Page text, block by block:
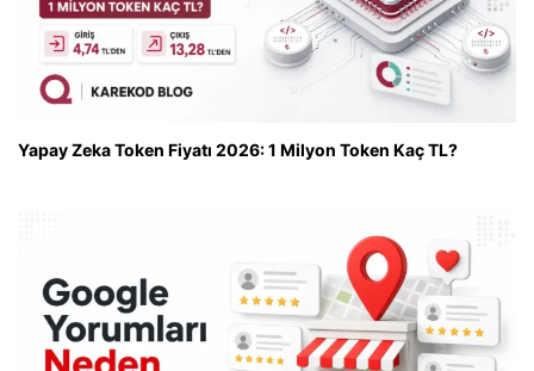
Yapay Zeka Token Fiyatı 2026: 1 Milyon Token Kaç TL?